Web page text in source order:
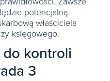
potencjalną
właściciela
księgowego.
kontroli
3